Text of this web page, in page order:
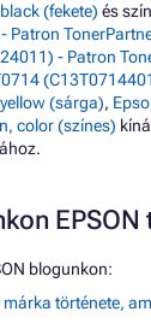
(fekete) és
- Patron
(sárga),
color (színes)
EPSON
blogunkon:
márka története,